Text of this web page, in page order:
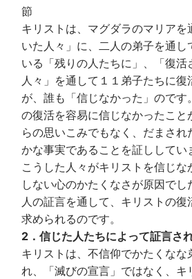
節
キリストは、マグダラのマリア
いた人々」に、二人の弟子を通し
いる「残りの人たちに」、「復活
人々」を通して１１弟子たちに
が、誰も「信じなかった」のです
の復活を容易に信じなかったこと
らの思いこみでもなく、だまさ
かな事実であることを証ししてい
こうした人々がキリストを信じな
しない心のかたくなさが原因で
人の証言を通して、キリストの
求められるのです。
2．信じた人たちによって証言さ
キリストは、不信仰でかたくな
れ、「滅びの宣言」ではなく、キ